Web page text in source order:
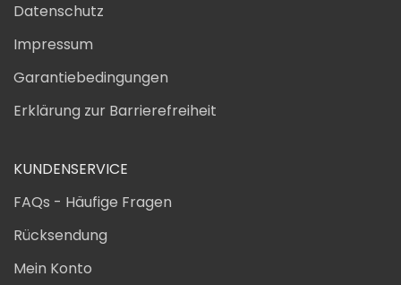
Datenschutz
Impressum
Garantiebedingungen
Erklärung zur Barrierefreiheit
KUNDENSERVICE
FAQs - Häufige Fragen
Rücksendung
Mein Konto